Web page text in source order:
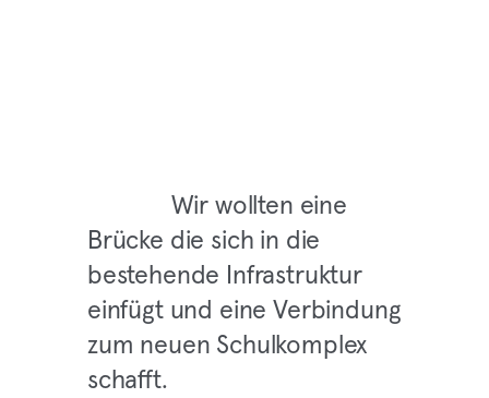
Wir wollten eine
Brücke die sich in die
bestehende Infrastruktur
einfügt und eine Verbindung
zum neuen Schulkomplex
schafft.